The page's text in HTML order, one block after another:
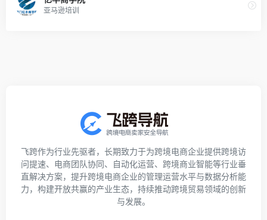
亚马逊培训
飞跨作为行业先驱者，长期致力于为跨境电商企业提供跨境访
问提速、电商团队协同、自动化运营、跨境商业智能等行业垂
直解决方案，提升跨境电商企业的管理运营水平与数据分析能
力，构建开放共赢的产业生态，持续推动跨境贸易领域的创新
与发展。